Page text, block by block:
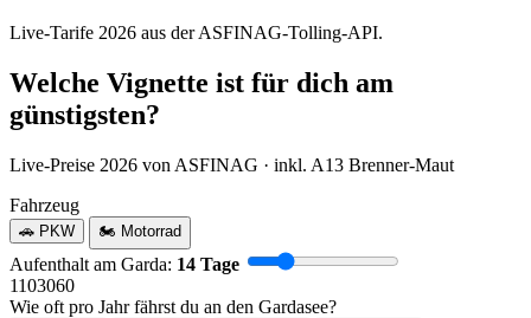
Live-Tarife 2026 aus der ASFINAG-Tolling-API.
Welche Vignette ist für dich am
günstigsten?
Live-Preise 2026 von ASFINAG · inkl. A13 Brenner-Maut
Fahrzeug
🚗 PKW 🏍 Motorrad
Aufenthalt am Garda: 14 Tage
1103060
Wie oft pro Jahr fährst du an den Gardasee?